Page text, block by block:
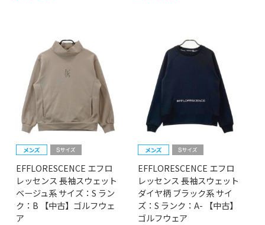
EFFLORESCENCE エフロ
レッセンス 長袖スウェット
ベージュ系 サイズ：S ラン
ク：B 【中古】ゴルフウェ
ア
EFFLORESCENCE エフロ
レッセンス 長袖スウェット
ダイヤ柄 ブラック系 サイ
ズ：S ランク：A- 【中古】
ゴルフウェア